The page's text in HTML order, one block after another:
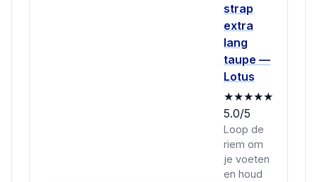
strap
extra
lang
taupe —
Lotus
★★★★★
5.0/5
Loop de
riem om
je voeten
en houd